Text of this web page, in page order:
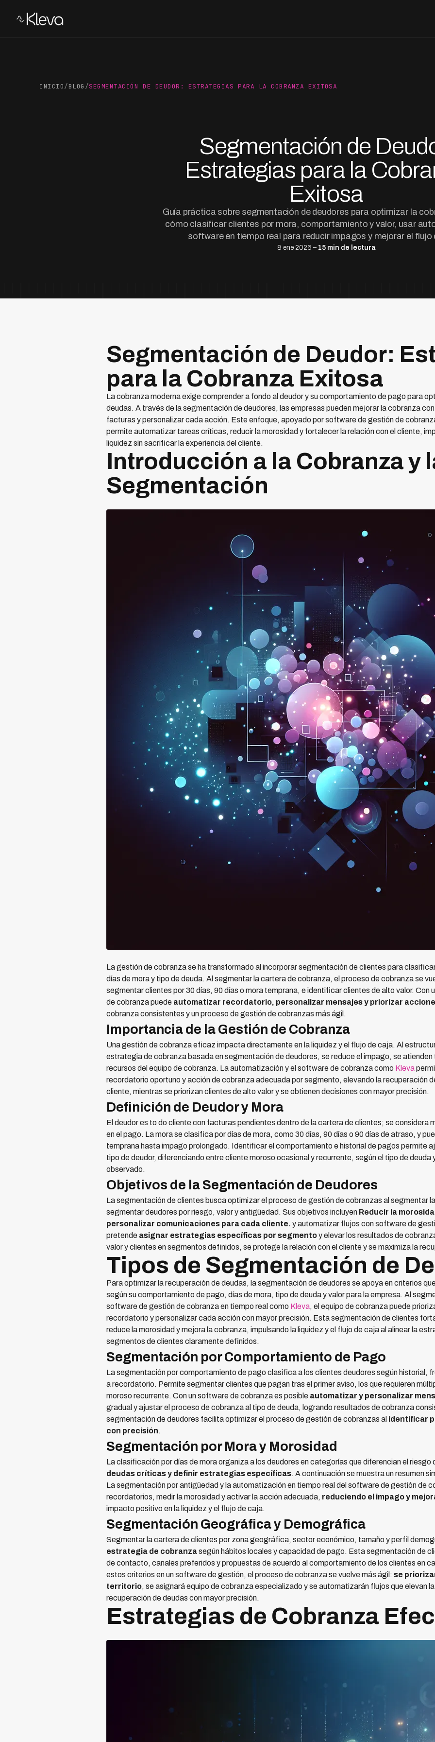
INICIO/BLOG /SEGMENTACIÓN DE DEUDOR: ESTRATEGIAS PARA LA COBRANZA EXITOSA
Segmentación de
Estrategias para la
Exitosa
Guía práctica sobre segmentación de deudores para optimizar la
cómo clasificar clientes por mora, comportamiento y valor, usar
software en tiempo real para reducir impagos y mejorar el flujo
8 ene 2026 – 15 min de lectura
Segmentación de Deudor:
para la Cobranza Exitosa
La cobranza moderna exige comprender a fondo al deudor y su comportamiento de pago para
deudas. A través de la segmentación de deudores, las empresas pueden mejorar la cobranza
facturas y personalizar cada acción. Este enfoque, apoyado por software de gestión de
permite automatizar tareas críticas, reducir la morosidad y fortalecer la relación con el cliente,
liquidez sin sacrificar la experiencia del cliente.
Introducción a la Cobranza y
Segmentación
La gestión de cobranza se ha transformado al incorporar segmentación de clientes para
días de mora y tipo de deuda. Al segmentar la cartera de cobranza, el proceso de cobranza se
segmentar clientes por 30 días, 90 días o mora temprana, e identificar clientes de alto valor. Con
de cobranza puede automatizar recordatorio, personalizar mensajes y priorizar
cobranza consistentes y un proceso de gestión de cobranzas más ágil.
Importancia de la Gestión de Cobranza
Una gestión de cobranza eficaz impacta directamente en la liquidez y el flujo de caja. Al
estrategia de cobranza basada en segmentación de deudores, se reduce el impago, se atienden
recursos del equipo de cobranza. La automatización y el software de cobranza como Kleva
recordatorio oportuno y acción de cobranza adecuada por segmento, elevando la recuperación
cliente, mientras se priorizan clientes de alto valor y se obtienen decisiones con mayor precisión.
Definición de Deudor y Mora
El deudor es to do cliente con facturas pendientes dentro de la cartera de clientes; se considera
en el pago. La mora se clasifica por días de mora, como 30 días, 90 días o 90 días de atraso, y
temprana hasta impago prolongado. Identificar el comportamiento e historial de pagos permite
tipo de deudor, diferenciando entre cliente moroso ocasional y recurrente, según el tipo de
observado.
Objetivos de la Segmentación de Deudores
La segmentación de clientes busca optimizar el proceso de gestión de cobranzas al segmentar
segmentar deudores por riesgo, valor y antigüedad. Sus objetivos incluyen Reducir la
personalizar comunicaciones para cada cliente. y automatizar flujos con software de
pretende asignar estrategias específicas por segmentoy elevar los resultados de
valor y clientes en segmentos definidos, se protege la relación con el cliente y se maximiza la
Tipos de Segmentación de
Para optimizar la recuperación de deudas, la segmentación de deudores se apoya en criterios
según su comportamiento de pago, días de mora, tipo de deuda y valor para la empresa. Al
software de gestión de cobranza en tiempo real como Kleva, el equipo de cobranza puede
recordatorio y personalizar cada acción con mayor precisión. Esta segmentación de clientes
reduce la morosidad y mejora la cobranza, impulsando la liquidez y el flujo de caja al alinear la
segmentos de clientes claramente definidos.
Segmentación por Comportamiento de Pago
La segmentación por comportamiento de pago clasifica a los clientes deudores según historial,
a recordatorio. Permite segmentar clientes que pagan tras el primer aviso, los que requieren
moroso recurrente. Con un software de cobranza es posible automatizar y personalizar
gradual y ajustar el proceso de cobranza al tipo de deuda, logrando resultados de cobranza
segmentación de deudores facilita optimizar el proceso de gestión de cobranzas al identificar
con precisión.
Segmentación por Mora y Morosidad
La clasificación por días de mora organiza a los deudores en categorías que diferencian el
deudas críticas y definir estrategias específicas. A continuación se muestra un resumen
La segmentación por antigüedad y la automatización en tiempo real del software de gestión de
recordatorios, medir la morosidad y activar la acción adecuada, reduciendo el impago y
impacto positivo en la liquidez y el flujo de caja.
Segmentación Geográfica y Demográfica
Segmentar la cartera de clientes por zona geográfica, sector económico, tamaño y perfil
estrategia de cobranzasegún hábitos locales y capacidad de pago. Esta segmentación de
de contacto, canales preferidos y propuestas de acuerdo al comportamiento de los clientes en
estos criterios en un software de gestión, el proceso de cobranza se vuelve más ágil: se
territorio, se asignará equipo de cobranza especializado y se automatizarán flujos que elevan
recuperación de deudas con mayor precisión.
Estrategias de Cobranza